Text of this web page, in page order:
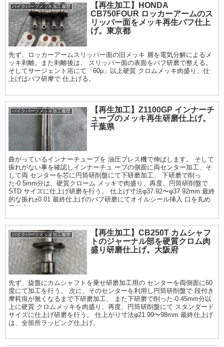
バイクパーツメッキ加工履歴
【再生加工】HONDA
CB750FOUR ロッカーアームのス
リッパー面をメッキ再生バフ仕上
げ。東京都
先ず、ロッカーアームスリッパー面の旧メッキ 層を電気分解によるメ
ッキ剥離。また剥離後は、 スリッパー面の表面をバフ研磨で整える。
そしてサージェント浴にて「60μ」以上硬質 クロムメッキ肉盛り、仕
上げはバフ研摩で 仕上げる。
バイクパーツメッキ加工履歴
【再生加工】Z1100GP インナーチ
ューブのメッキ再生研磨仕上げ。
千葉県
曲がっているインナーチューブを 油圧プレス機で伸ばします。 そして
振れがない事を確認しインナーチュ ーブの側面に両センター加工、そ
して両 センターを芯に円筒研削盤にて下研磨加工、 下研磨で削っ
た-0.5mm分は、硬質クローム メッキで肉盛り、再度、円筒研削盤で
STD サイズに仕上げ研磨を行う。 仕上げ寸法φ37.92〜φ37.92mm 最終
的な振れ±0.01 最終仕上げのバフ研磨にてオイルシール挿入 口を丸め
ておく
バイクパーツメッキ加工履歴
【再生加工】CB250T カムシャフ
トのジャーナル部を硬質クロム肉
盛り研磨仕上げ。大阪府
先ず、旋盤にカムシャフトを乗せ研磨加工用の センターを両側面に60
度にて加工を行う。 次に、そのセンターを利用し円筒研削盤で 段付き
摩耗痕が無くなるまで下研磨加工、 また下研磨で削った-0.45mm分以
上に硬質 クロムメッキを肉盛り、再度、円筒研削盤にて スタンダード
サイズに仕上げ研磨を行う。 仕上がり寸法φ21.99〜98mm 最終仕上げ
は、全箇所ラッピング仕上げ。